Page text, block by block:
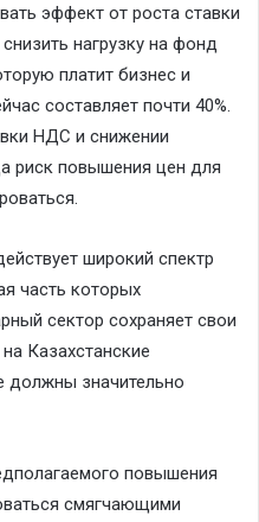
эффект от роста ставки
нагрузку на фонд
платит бизнес и
составляет почти 40%.
НДС и снижении
риск повышения цен для
широкий спектр
часть которых
сектор сохраняет свои
Казахстанские
должны значительно
повышения
смягчающими